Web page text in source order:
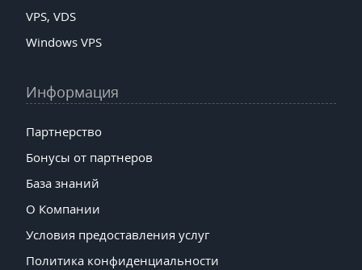
VPS, VDS
Windows VPS
Информация
Партнерство
Бонусы от партнеров
База знаний
О Компании
Условия предоставления услуг
Политика конфиденциальности